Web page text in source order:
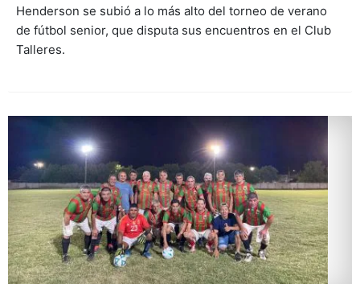
Henderson se subió a lo más alto del torneo de verano
de fútbol senior, que disputa sus encuentros en el Club
Talleres.